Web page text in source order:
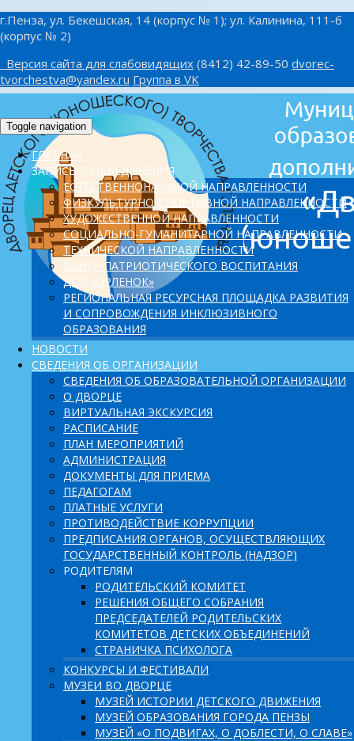
г.Пенза, ул. Бекешская, 14 (корпус № 1); ул. Калинина, 111-б
(корпус № 2)
Версия сайта для слабовидящих (8412) 42-89-50 dvorec-
tvorchestva@yandex.ru Группа в VK
Toggle navigation
ГЛАВНАЯ
ЗАПИСЬ В ОБЪЕДИНЕНИЯ
ЕСТЕСТВЕННОНАУЧНОЙ НАПРАВЛЕННОСТИ
ФИЗКУЛЬТУРНО-СПОРТИВНОЙ НАПРАВЛЕННОСТИ
ХУДОЖЕСТВЕННОЙ НАПРАВЛЕННОСТИ
СОЦИАЛЬНО-ГУМАНИТАРНОЙ НАПРАВЛЕННОСТИ
ТЕХНИЧЕСКОЙ НАПРАВЛЕННОСТИ
ЦЕНТР ПАТРИОТИЧЕСКОГО ВОСПИТАНИЯ
ДОЛ «ОРЛЕНОК»
PЕГИОНАЛЬНАЯ РЕСУРСНАЯ ПЛОЩАДКА РАЗВИТИЯ
И СОПРОВОЖДЕНИЯ ИНКЛЮЗИВНОГО
ОБРАЗОВАНИЯ
НОВОСТИ
СВЕДЕНИЯ ОБ ОРГАНИЗАЦИИ
СВЕДЕНИЯ ОБ ОБРАЗОВАТЕЛЬНОЙ ОРГАНИЗАЦИИ
О ДВОРЦЕ
ВИРТУАЛЬНАЯ ЭКСКУРСИЯ
РАСПИСАНИЕ
ПЛАН МЕРОПРИЯТИЙ
АДМИНИСТРАЦИЯ
ДОКУМЕНТЫ ДЛЯ ПРИЕМА
ПЕДАГОГАМ
ПЛАТНЫЕ УСЛУГИ
ПРОТИВОДЕЙСТВИЕ КОРРУПЦИИ
ПРЕДПИСАНИЯ ОРГАНОВ, ОСУЩЕСТВЛЯЮЩИХ
ГОСУДАРСТВЕННЫЙ КОНТРОЛЬ (НАДЗОР)
РОДИТЕЛЯМ
РОДИТЕЛЬСКИЙ КОМИТЕТ
РЕШЕНИЯ ОБЩЕГО СОБРАНИЯ
ПРЕДСЕДАТЕЛЕЙ РОДИТЕЛЬСКИХ
КОМИТЕТОВ ДЕТСКИХ ОБЪЕДИНЕНИЙ
СТРАНИЧКА ПСИХОЛОГА
КОНКУРСЫ И ФЕСТИВАЛИ
МУЗЕИ ВО ДВОРЦЕ
МУЗЕЙ ИСТОРИИ ДЕТСКОГО ДВИЖЕНИЯ
МУЗЕЙ ОБРАЗОВАНИЯ ГОРОДА ПЕНЗЫ
МУЗЕЙ «О ПОДВИГАХ, О ДОБЛЕСТИ, О СЛАВЕ»